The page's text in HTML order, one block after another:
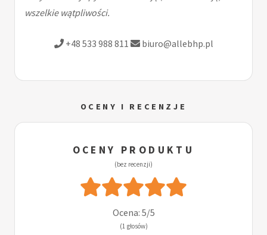
wszelkie wątpliwości.
+48 533 988 811 biuro@allebhp.pl
OCENY I RECENZJE
OCENY PRODUKTU
(bez recenzji)
Ocena: 5/5
(1 głosów)